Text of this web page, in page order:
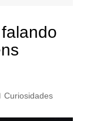
Curiosidades